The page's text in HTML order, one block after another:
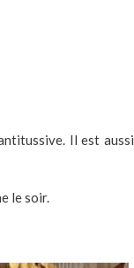
Il est aussi
le soir.